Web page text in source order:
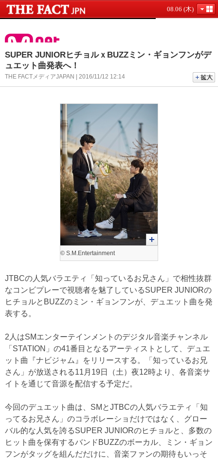
08.06 (木)
SUPER JUNIORヒチョルｘBUZZミン・ギョンフンがデ
ュエット曲発表へ！
THE FACTメディアJAPAN | 2016/11/12 12:14
© S.M.Entertainment
JTBCの人気バラエティ「知っているお兄さん」で相性抜群
なコンビプレーで視聴者を魅了しているSUPER JUNIORの
ヒチョルとBUZZのミン・ギョンフンが、デュエット曲を発
表する。
2人はSMエンターテインメントのデジタル音楽チャンネル
「STATION」の41番目となるアーティストとして、デュエ
ット曲『ナビジャム』をリリースする。「知っているお兄
さん」が放送される11月19日（土）夜12時より、各音楽サ
イトを通じて音源を配信する予定だ。
今回のデュエット曲は、SMとJTBCの人気バラエティ「知
ってるお兄さん」のコラボレーショだけではなく、グロー
バル的な人気を誇るSUPER JUNIORのヒチョルと、多数の
ヒット曲を保有するバンドBUZZのボーカル、ミン・ギョン
フンがタッグを組んだだけに、音楽ファンの期待もいっそ